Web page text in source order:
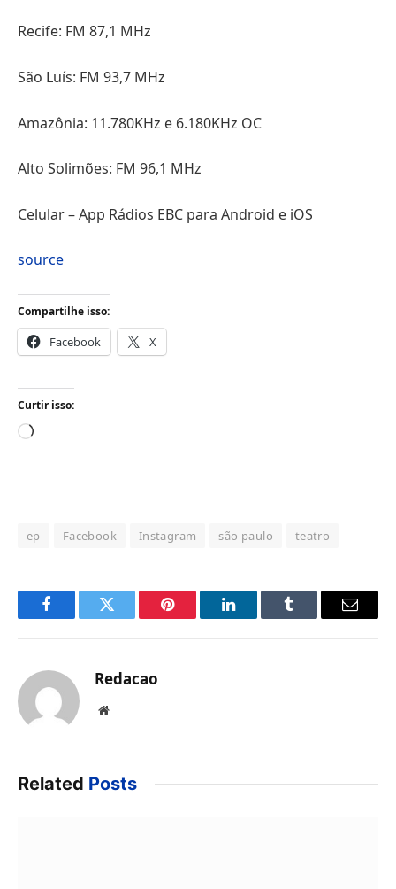
Recife: FM 87,1 MHz
São Luís: FM 93,7 MHz
Amazônia: 11.780KHz e 6.180KHz OC
Alto Solimões: FM 96,1 MHz
Celular – App Rádios EBC para Android e iOS
source
Compartilhe isso:
Facebook X
Curtir isso:
Carregando...
ep Facebook Instagram são paulo teatro
FacebookTwitter Pinterest LinkedInTumblr Email
Redacao
Website
Related Posts